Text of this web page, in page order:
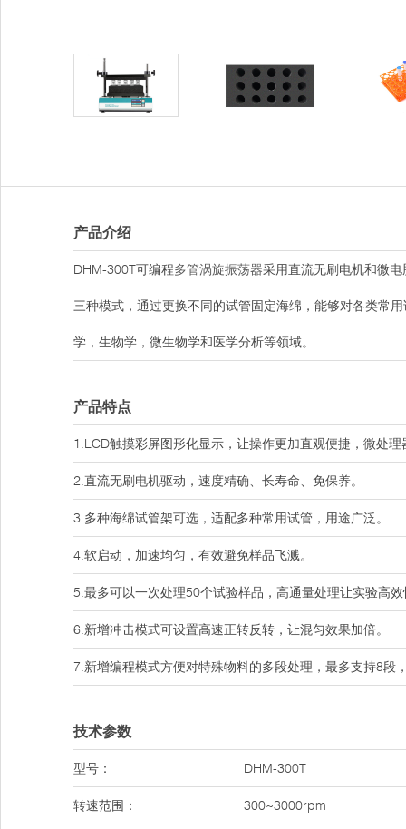
产品介绍
DHM-300T可编程多管涡旋振荡器采用直流无刷电机和微
三种模式，通过更换不同的试管固定海绵，能够对各类常
学，生物学，微生物学和医学分析等领域。
产品特点
1.LCD触摸彩屏图形化显示，让操作更加直观便捷，微处理
2.直流无刷电机驱动，速度精确、长寿命、免保养。
3.多种海绵试管架可选，适配多种常用试管，用途广泛。
4.软启动，加速均匀，有效避免样品飞溅。
5.最多可以一次处理50个试验样品，高通量处理让实验高
6.新增冲击模式可设置高速正转反转，让混匀效果加倍。
7.新增编程模式方便对特殊物料的多段处理，最多支持8段
技术参数
型号： DHM-300T
转速范围： 300~3000rpm